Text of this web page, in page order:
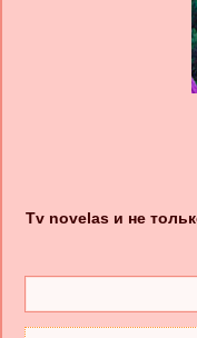
Tv novelas и не